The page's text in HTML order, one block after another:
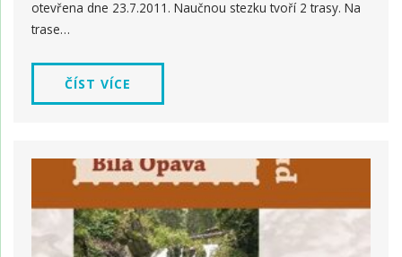
otevřena dne 23.7.2011. Naučnou stezku tvoří 2 trasy. Na
trase…
ČÍST VÍCE